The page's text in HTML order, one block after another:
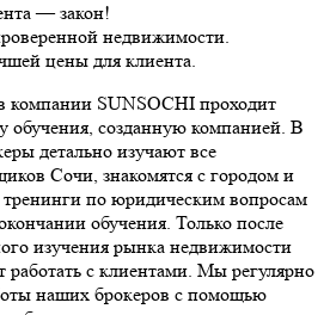
— закон!
недвижимости.
цены для клиента.
SUNSOCHI проходит
обучения, созданную компанией. В
детально изучают все
Сочи, знакомятся с городом и
тренинги по юридическим вопросам
обучения. Только после
изучения рынка недвижимости
с клиентами. Мы регулярно
наших брокеров с помощью